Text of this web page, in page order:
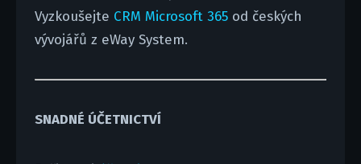
Vyzkoušejte CRM Microsoft 365od českých
vývojářů z eWay System.
SNADNÉ ÚČETNICTVÍ